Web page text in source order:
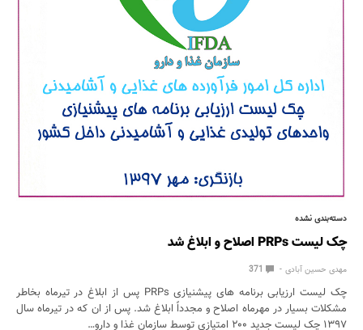
دسته‌بندی نشده
چک لیست PRPs اصلاح و ابلاغ شد
مهدی حسین آبادی
چک لیست ارزیابی برنامه های پیشنیازی PRPs پس از ابلاغ در تیرماه بخاطر
مشکلات بسیار در مهرماه اصلاح و مجدداً ابلاغ شد. پس از ان که در تیرماه سال
۱۳۹۷ چک لیست جدید ۲۰۰ امتیازی توسط سازمان غذا و دارو…